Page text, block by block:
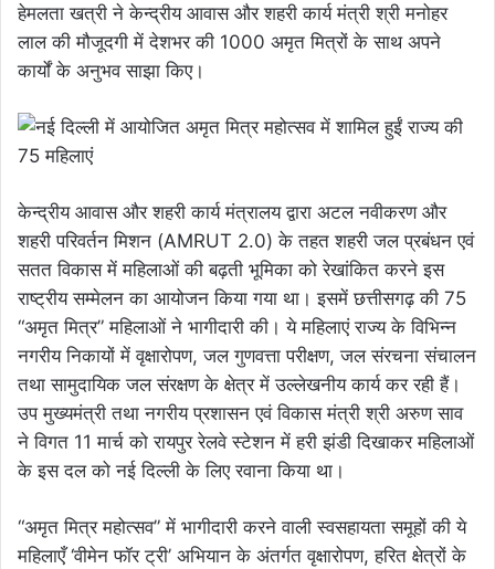
हेमलता खत्री ने केन्द्रीय आवास और शहरी कार्य मंत्री श्री मनोहर
लाल की मौजूदगी में देशभर की 1000 अमृत मित्रों के साथ अपने
कार्यों के अनुभव साझा किए।
केन्द्रीय आवास और शहरी कार्य मंत्रालय द्वारा अटल नवीकरण और
शहरी परिवर्तन मिशन (AMRUT 2.0) के तहत शहरी जल प्रबंधन एवं
सतत विकास में महिलाओं की बढ़ती भूमिका को रेखांकित करने इस
राष्ट्रीय सम्मेलन का आयोजन किया गया था। इसमें छत्तीसगढ़ की 75
“अमृत मित्र” महिलाओं ने भागीदारी की। ये महिलाएं राज्य के विभिन्न
नगरीय निकायों में वृक्षारोपण, जल गुणवत्ता परीक्षण, जल संरचना संचालन
तथा सामुदायिक जल संरक्षण के क्षेत्र में उल्लेखनीय कार्य कर रही हैं।
उप मुख्यमंत्री तथा नगरीय प्रशासन एवं विकास मंत्री श्री अरुण साव
ने विगत 11 मार्च को रायपुर रेलवे स्टेशन में हरी झंडी दिखाकर महिलाओं
के इस दल को नई दिल्ली के लिए रवाना किया था।
“अमृत मित्र महोत्सव” में भागीदारी करने वाली स्वसहायता समूहों की ये
महिलाएँ ‘वीमेन फॉर ट्री’ अभियान के अंतर्गत वृक्षारोपण, हरित क्षेत्रों के